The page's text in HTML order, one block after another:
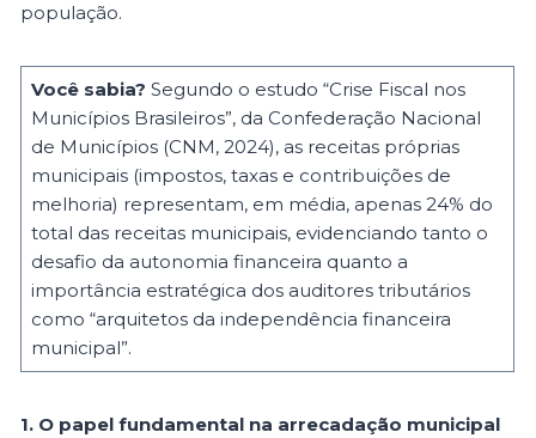
população.
Você sabia? Segundo o estudo “Crise Fiscal nos
Municípios Brasileiros”, da Confederação Nacional
de Municípios (CNM, 2024), as receitas próprias
municipais (impostos, taxas e contribuições de
melhoria) representam, em média, apenas 24% do
total das receitas municipais, evidenciando tanto o
desafio da autonomia financeira quanto a
importância estratégica dos auditores tributários
como “arquitetos da independência financeira
municipal”.
1. O papel fundamental na arrecadação municipal